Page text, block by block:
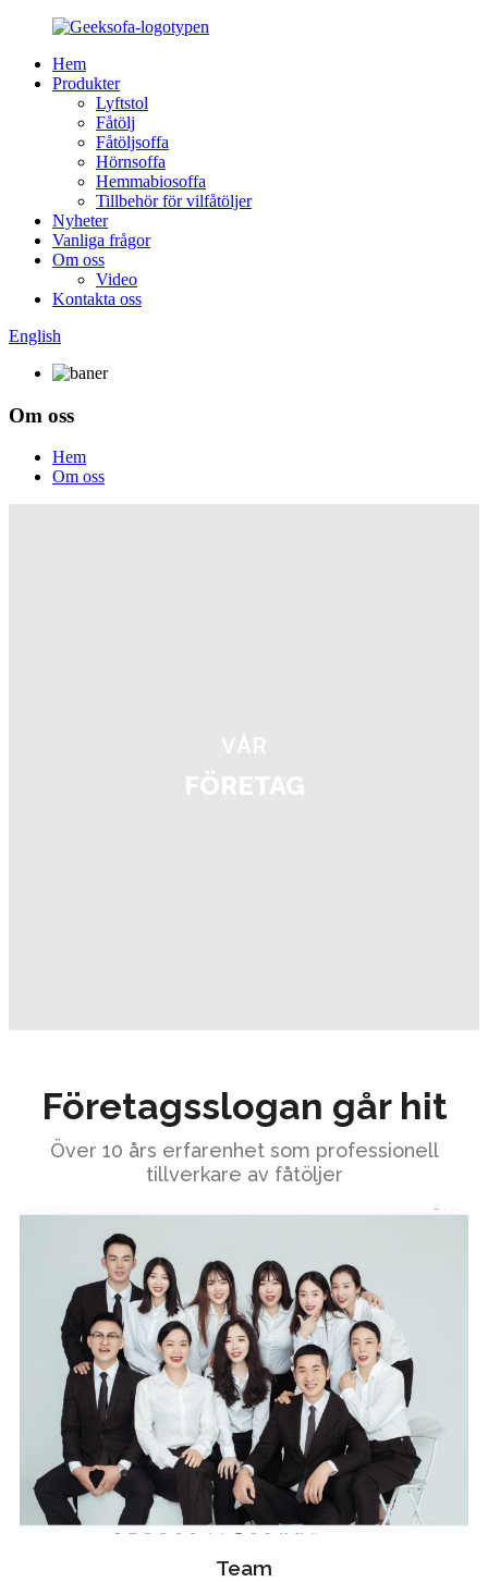
Hem
Produkter
Lyftstol
Fåtölj
Fåtöljsoffa
Hörnsoffa
Hemmabiosoffa
Tillbehör för vilfåtöljer
Nyheter
Vanliga frågor
Om oss
Video
Kontakta oss
English
Om oss
Hem
Om oss
VÅR
FÖRETAG
Företagsslogan går hit
Över 10 års erfarenhet som professionell
tillverkare av fåtöljer
Team